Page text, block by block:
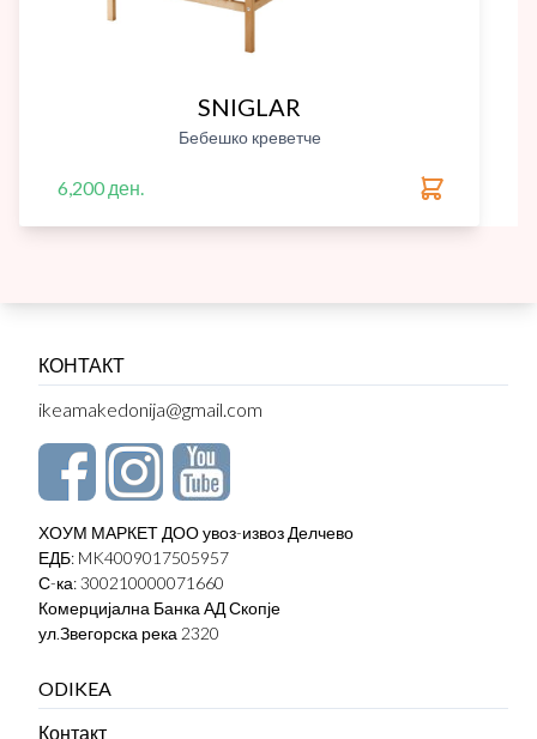
SNIGLAR
Бебешко креветче
6,200 ден.
КОНТАКТ
ikeamakedonija@gmail.com
ХОУМ МАРКЕТ ДОО увоз-извоз Делчево
ЕДБ: MK4009017505957
С-ка: 300210000071660
Комерцијална Банка АД Скопје
ул.Звегорска река 2320
ODIKEA
Контакт